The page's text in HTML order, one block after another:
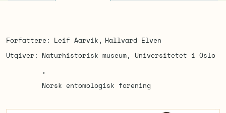
Forfattere Leif Aarvik
Hallvard Elven
Utgiver
Naturhistorisk museum, Universitetet i Oslo
Norsk entomologisk forening